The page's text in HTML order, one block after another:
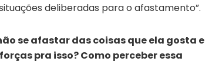
deliberadas para o afastamento”.
se afastar das coisas que ela gosta e
pra isso? Como perceber essa